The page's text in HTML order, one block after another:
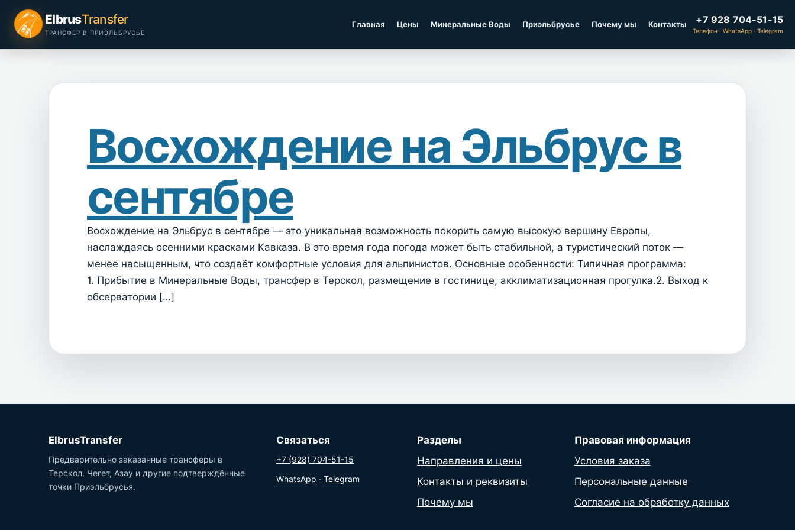
Перейти к содержимому
ElbrusTransfer
ТРАНСФЕР В ПРИЭЛЬБРУСЬЕ
Главная Цены Минеральные Воды Приэльбрусье Почему мы Контакты +7 928 704-51-15
Телефон · WhatsApp · Telegram
Восхождение на Эльбрус в
сентябре
Восхождение на Эльбрус в сентябре — это уникальная возможность покорить самую высокую вершину Европы,
наслаждаясь осенними красками Кавказа. В это время года погода может быть стабильной, а туристический поток —
менее насыщенным, что создаёт комфортные условия для альпинистов. Основные особенности: Типичная программа:
1. Прибытие в Минеральные Воды, трансфер в Терскол, размещение в гостинице, акклиматизационная прогулка.2. Выход к
обсерватории […]
ElbrusTransfer
Предварительно заказанные трансферы в
Терскол, Чегет, Азау и другие подтверждённые
точки Приэльбрусья.
Связаться
+7 (928) 704-51-15
WhatsApp · Telegram
Разделы
Направления и цены
Контакты и реквизиты
Почему мы
Правовая информация
Условия заказа
Персональные данные
Согласие на обработку данных